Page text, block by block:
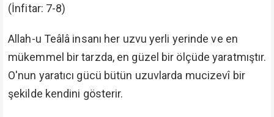
(İnfitar: 7-8)
Allah-u Teâlâ insanı her uzvu yerli yerinde ve en
mükemmel bir tarzda, en güzel bir ölçüde yaratmıştır.
O'nun yaratıcı gücü bütün uzuvlarda mucizevî bir
şekilde kendini gösterir.